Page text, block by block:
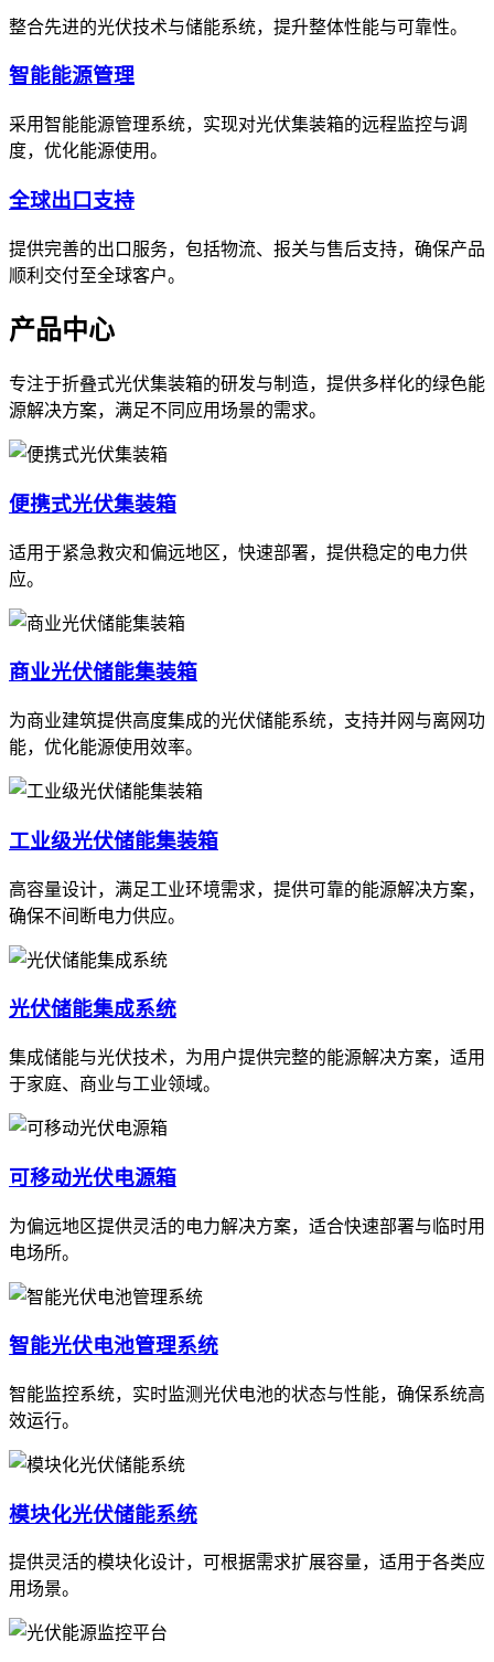
整合先进的光伏技术与储能系统，提升整体性能与可靠性。
智能能源管理
采用智能能源管理系统，实现对光伏集装箱的远程监控与调
度，优化能源使用。
全球出口支持
提供完善的出口服务，包括物流、报关与售后支持，确保产品
顺利交付至全球客户。
产品中心
专注于折叠式光伏集装箱的研发与制造，提供多样化的绿色能
源解决方案，满足不同应用场景的需求。
便携式光伏集装箱
适用于紧急救灾和偏远地区，快速部署，提供稳定的电力供
应。
商业光伏储能集装箱
为商业建筑提供高度集成的光伏储能系统，支持并网与离网功
能，优化能源使用效率。
工业级光伏储能集装箱
高容量设计，满足工业环境需求，提供可靠的能源解决方案，
确保不间断电力供应。
光伏储能集成系统
集成储能与光伏技术，为用户提供完整的能源解决方案，适用
于家庭、商业与工业领域。
可移动光伏电源箱
为偏远地区提供灵活的电力解决方案，适合快速部署与临时用
电场所。
智能光伏电池管理系统
智能监控系统，实时监测光伏电池的状态与性能，确保系统高
效运行。
模块化光伏储能系统
提供灵活的模块化设计，可根据需求扩展容量，适用于各类应
用场景。